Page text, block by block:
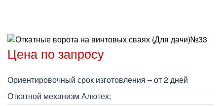
Цена по запросу
Ориентировочный срок изготовления – от 2 дней
Откатной механизм Алютех;